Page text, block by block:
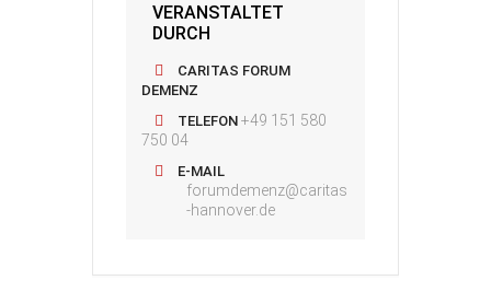
VERANSTALTET
DURCH
CARITAS FORUM
DEMENZ
TELEFON +49 151 580
750 04
E-MAIL
forumdemenz@caritas
-hannover.de